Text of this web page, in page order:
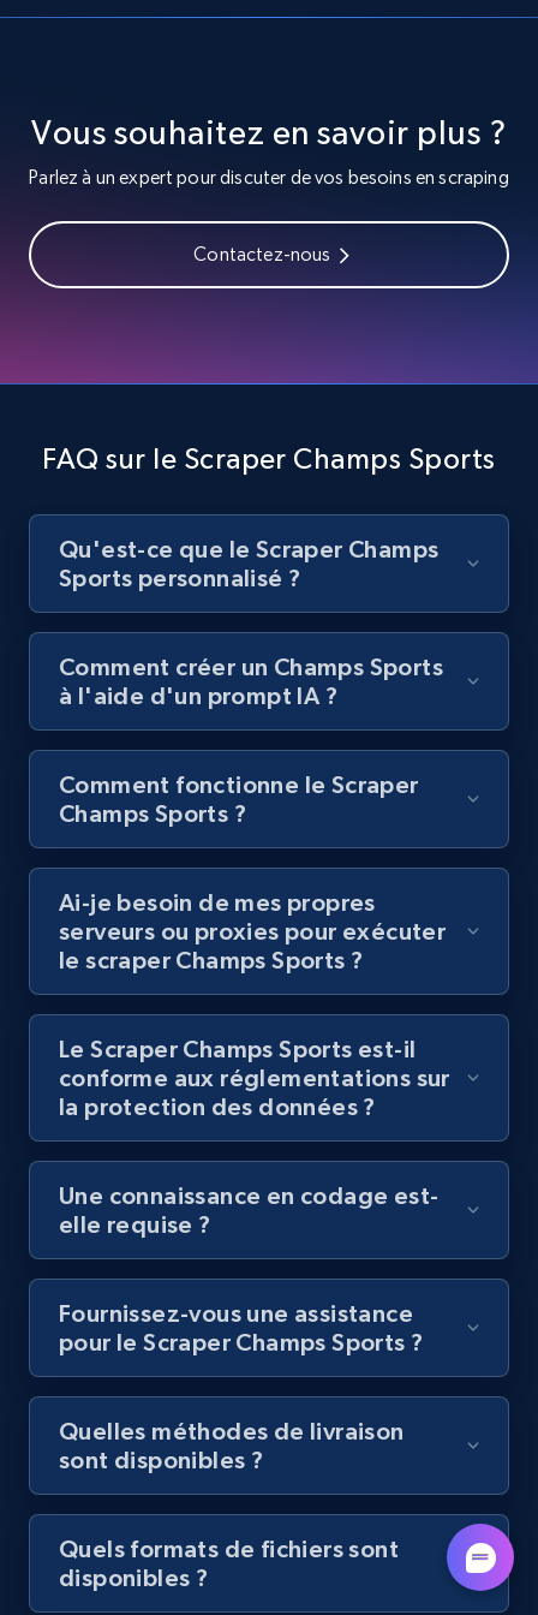
8.1K+ 716+ Essai gratuit
Youtube - Videos posts - Search videos by
Youtube - Videos posts - Collect YouTube
posts by hashtags
URL, Title, Youtuber, Youtuber md5, Video url,
716+
Youtube - Videos posts - Discovery records
URL, Title, Youtuber, Youtuber md5, Video url,
Video length, Likes, Views, and more.
Youtube - Videos posts - Discovery videos
Video length, Likes, Views, and more.
8.1K+ 716+ Essai gratuit
Amazon Reviews
URL, Product name, Product rating, Product
rating object, Product rating max, Rating,
Author name, Asin, and more.
7.4K+ 872+ Essai gratuit
Vous souhaitez en savoir plus ?
Parlez à un expert pour discuter de vos besoins en scraping
Contactez-nous
FAQ sur le Scraper Champs Sports
Qu'est-ce que le Scraper Champs
Sports personnalisé ?
Comment créer un Champs Sports
à l'aide d'un prompt IA ?
Comment fonctionne le Scraper
Champs Sports ?
Ai-je besoin de mes propres
serveurs ou proxies pour exécuter
le scraper Champs Sports ?
Le Scraper Champs Sports est-il
conforme aux réglementations sur
la protection des données ?
Une connaissance en codage est-
elle requise ?
Fournissez-vous une assistance
pour le Scraper Champs Sports ?
Quelles méthodes de livraison
sont disponibles ?
Quels formats de fichiers sont
disponibles ?